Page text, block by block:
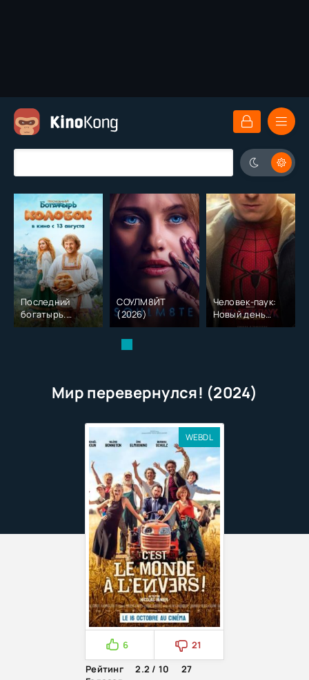
Последний
богатырь.
Колобок (2026)
СОУЛМ8ЙТ
(2026)
Человек-паук:
Новый день
(2026)
Мир перевернулся! (2024)
WEBDL
6
21
Рейтинг
2.2 / 10
27